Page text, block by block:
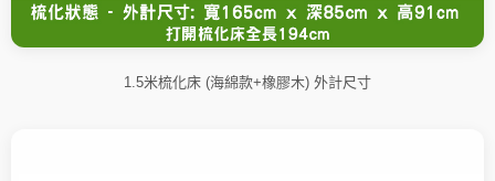
1.5米梳化床 (海綿款+橡膠木) 外計尺寸